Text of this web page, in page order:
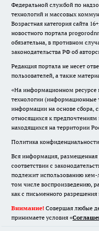
Федеральной службой по
технологий и массовых
Возрастная категория сайта
новостного портала
обязательна, в противном
законодательства РФ об
Редакция портала не несет
пользователей, а также
«На информационном ресурсе
технологии (информационные
информации на основе сбора,
относящихся к предпочтениям
находящихся на территории
Политика
Вся информация, размещенная
соответствии с
подлежит использованию
том числе воспроизведению,
как с письменного разрешения
Внимание! Совершая любые
принимаете условия «